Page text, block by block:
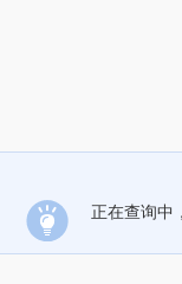
正在查询中